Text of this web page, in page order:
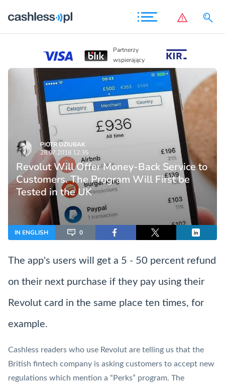
Partnerzy
wspierający
PIOTR DZIUBAK
28.07.2018 12:35
Revolut Will Offer Money-Back Service to
Customers. The Program Will First be
Tested in the UK
IN ENGLISH 0
The app's users will get a 5 - 50 percent refund
on their next purchase if they pay using their
Revolut card in the same place ten times, for
example.
Cashless readers who use Revolut are telling us that the
British fintech company is asking customers to accept new
regulations which mention a “Perks” program. The